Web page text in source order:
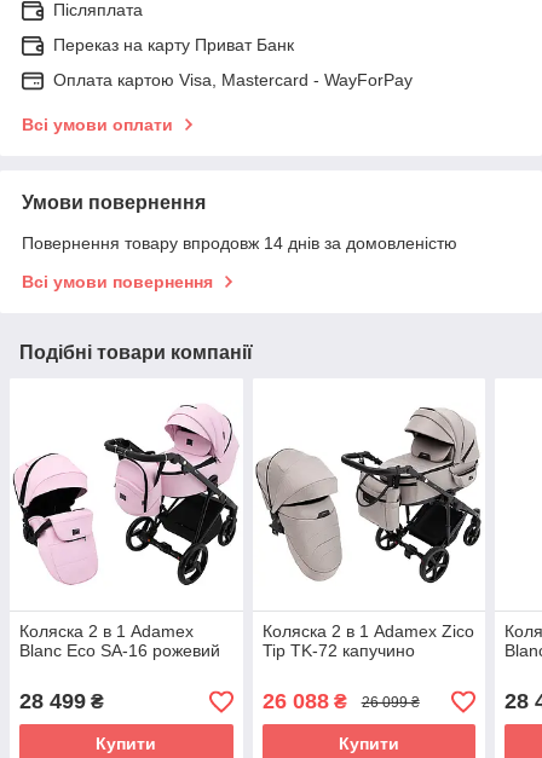
Післяплата
Переказ на карту Приват Банк
Оплата картою Visa, Mastercard - WayForPay
Всі умови оплати
Умови повернення
Повернення товару впродовж 14 днів за домовленістю
Всі умови повернення
Подібні товари компанії
Коляска 2 в 1 Adamex
Blanc Eco SA-16 рожевий
28 499 ₴
Купити
Коляска 2 в 1 Adamex Zico
Tip TK-72 капучино
26 088₴ 26 099 ₴
Купити
28